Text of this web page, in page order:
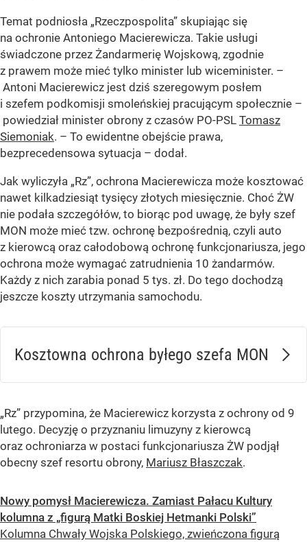
Temat podniosła „Rzeczpospolita” skupiając się
na ochronie Antoniego Macierewicza. Takie usługi
świadczone przez Żandarmerię Wojskową, zgodnie
z prawem może mieć tylko minister lub wiceminister. –
Antoni Macierewicz jest dziś szeregowym posłem
i szefem podkomisji smoleńskiej pracującym społecznie –
powiedział minister obrony z czasów PO-PSL Tomasz
Siemoniak. – To ewidentne obejście prawa,
bezprecedensowa sytuacja – dodał.
Jak wyliczyła „Rz”, ochrona Macierewicza może kosztować
nawet kilkadziesiąt tysięcy złotych miesięcznie. Choć ŻW
nie podała szczegółów, to biorąc pod uwagę, że były szef
MON może mieć tzw. ochronę bezpośrednią, czyli auto
z kierowcą oraz całodobową ochronę funkcjonariusza, jego
ochrona może wymagać zatrudnienia 10 żandarmów.
Każdy z nich zarabia ponad 5 tys. zł. Do tego dochodzą
jeszcze koszty utrzymania samochodu.
Kosztowna ochrona byłego szefa MON
„Rz” przypomina, że Macierewicz korzysta z ochrony od 9
lutego. Decyzję o przyznaniu limuzyny z kierowcą
oraz ochroniarza w postaci funkcjonariusza ŻW podjął
obecny szef resortu obrony, Mariusz Błaszczak.
Nowy pomysł Macierewicza. Zamiast Pałacu Kultury
kolumna z „figurą Matki Boskiej Hetmanki Polski”
Kolumna Chwały Wojska Polskiego, zwieńczona figurą